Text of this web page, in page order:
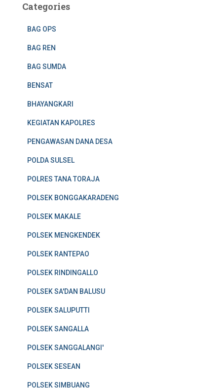
Categories
BAG OPS
BAG REN
BAG SUMDA
BENSAT
BHAYANGKARI
KEGIATAN KAPOLRES
PENGAWASAN DANA DESA
POLDA SULSEL
POLRES TANA TORAJA
POLSEK BONGGAKARADENG
POLSEK MAKALE
POLSEK MENGKENDEK
POLSEK RANTEPAO
POLSEK RINDINGALLO
POLSEK SA'DAN BALUSU
POLSEK SALUPUTTI
POLSEK SANGALLA
POLSEK SANGGALANGI'
POLSEK SESEAN
POLSEK SIMBUANG